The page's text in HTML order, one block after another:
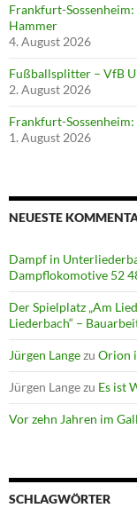
Frankfurt-
Hammer
4. August 2026
Fußballsplitter – VfB
2. August 2026
Frankfurt-Sossenheim:
1. August 2026
NEUESTE
Dampf in
Dampflokomotive 52
Der Spielplatz „Am
Liederbach“ –
Jürgen Langezu Orion
Jürgen Langezu Es ist
Vor zehn Jahren im
SCHLAGWÖRTER